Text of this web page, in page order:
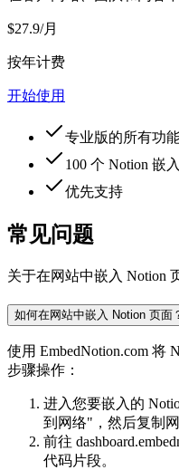
$27.9/月
按年计费
开始使用
专业版的所有功
100 个 Notion 嵌入
优先支持
常见问题
关于在网站中嵌入 Notion
如何在网站中嵌入 Notion 页面
使用 EmbedNotion.com 将
步骤操作：
进入您要嵌入的
到网络"，然后复制网
前往
代码片段。